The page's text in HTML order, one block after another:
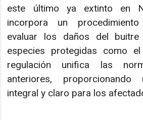
este último ya extinto en
incorpora un
evaluar los daños del
especies protegidas como
regulación unifica las
anteriores,
integral y claro para los